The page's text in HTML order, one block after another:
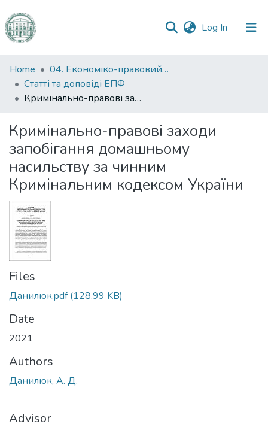
Log In (current)
Communities
&
Collections
Statistics
Home
04. Економіко-правовий факультет
Статті та доповіді ЕПФ
Кримінально-правові заходи запобігання домашньому насильству за чинним Кримінальним кодексом України
Кримінально-правові заходи
запобігання домашньому
насильству за чинним
Кримінальним кодексом України
Files
Данилюк.pdf(128.99 KB)
Date
2021
Authors
Данилюк, А. Д.
Advisor